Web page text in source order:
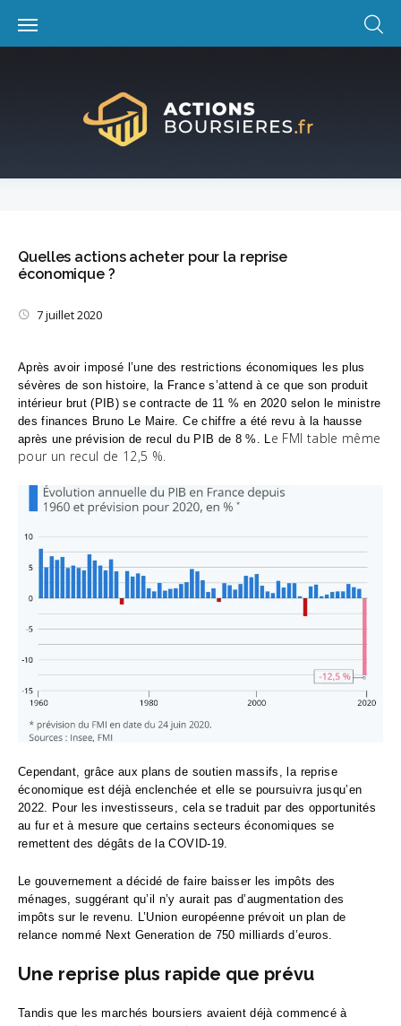
content
Quelles actions acheter pour la reprise
économique ?
7 juillet 2020
Après avoir imposé l’une des restrictions économiques les plus
sévères de son histoire, la France s’attend à ce que son produit
intérieur brut (PIB) se contracte de 11 % en 2020 selon le ministre
des finances Bruno Le Maire. Ce chiffre a été revu à la hausse
après une prévision de recul du PIB de 8 %. Le FMI table même
pour un recul de 12,5 %.
Cependant, grâce aux plans de soutien massifs, la reprise
économique est déjà enclenchée et elle se poursuivra jusqu’en
2022. Pour les investisseurs, cela se traduit par des opportunités
au fur et à mesure que certains secteurs économiques se
remettent des dégâts de la COVID-19.
Le gouvernement a décidé de faire baisser les impôts des
ménages, suggérant qu’il n’y aurait pas d’augmentation des
impôts sur le revenu. L’Union européenne prévoit un plan de
relance nommé Next Generation de 750 milliards d’euros.
Une reprise plus rapide que prévu
Tandis que les marchés boursiers avaient déjà commencé à